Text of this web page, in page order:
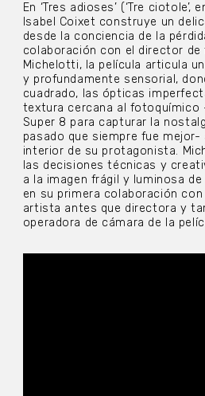
En ‘Tres adioses’ (‘Tre
Isabel Coixet construye un
desde la conciencia de la
colaboración con el director de
Michelotti, la película articula
y profundamente sensorial,
cuadrado, las ópticas
textura cercana al fotoquímico
Super 8 para capturar la
pasado que siempre fue mejor-
interior de su protagonista.
las decisiones técnicas y
a la imagen frágil y luminosa de
en su primera colaboración
artista antes que directora y
operadora de cámara de la